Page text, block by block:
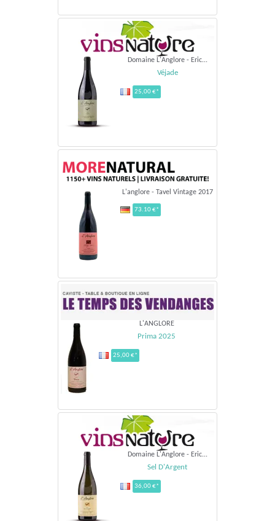
Domaine L'Anglore - Eric...
Véjade
25,00 €*
L'anglore - Tavel Vintage 2017
73.10 €*
L'ANGLORE
Prima 2025
25,00 €*
Domaine L'Anglore - Eric...
Sel D'Argent
36,00 €*